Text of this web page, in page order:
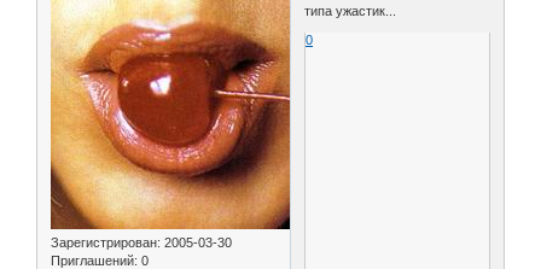
Зарегистрирован: 2005-03-30
Приглашений: 0
типа ужастик...
0